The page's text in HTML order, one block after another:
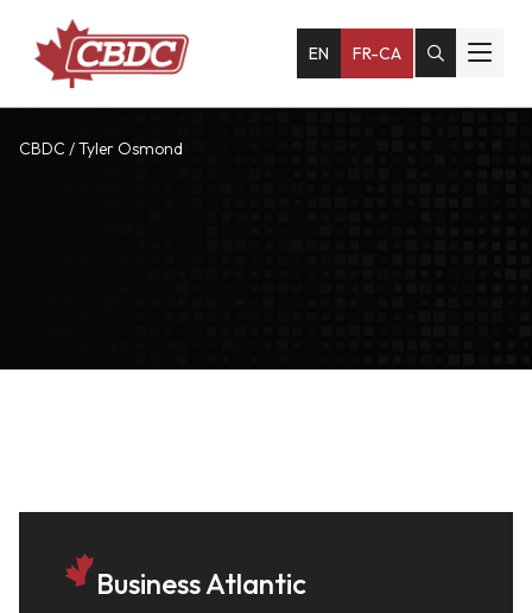
EN FR-CA
CBDC /Tyler Osmond
Business Atlantic